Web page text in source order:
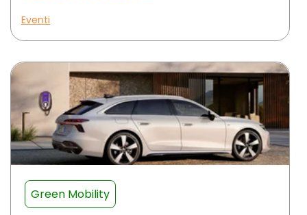
Eventi
Green Mobility